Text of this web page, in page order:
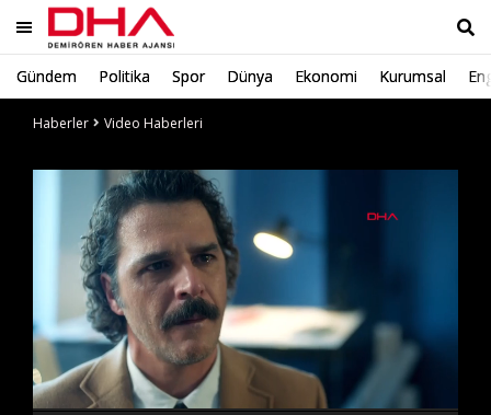
Gündem Politika Spor Dünya Ekonomi Kurumsal
Haberler
Video Haberleri
Süre
/
Toplam
Süre Yüklendi
0%
Yükleniyor
0%